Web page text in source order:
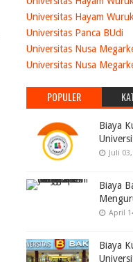
Universitas Hayam
Universitas Panca BUdi
Universitas Nusa
Universitas Nusa
POPULER
Biaya
Juli
Biaya
April
Biaya